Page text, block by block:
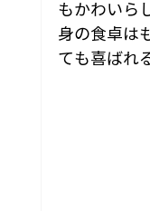
もかわいら
身の食卓は
ても喜ばれ